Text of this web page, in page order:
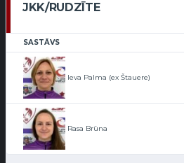
JKK/RUDZĪTE
SASTĀVS
Ieva Palma (ex Štauere)
Rasa Brūna